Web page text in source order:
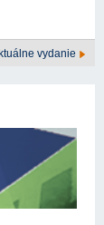
vydanie